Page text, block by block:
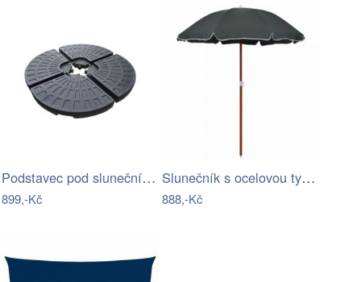
Podstavec pod slunečník Houseland Barx…
899,-Kč
Slunečník s ocelovou tyčí Ø 155 cm…
888,-Kč